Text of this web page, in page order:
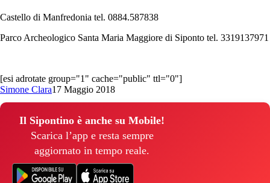
Castello di Manfredonia tel. 0884.587838
Parco Archeologico Santa Maria Maggiore di Siponto tel. 3319137971
[esi adrotate group="1" cache="public" ttl="0"]
Simone Clara17 Maggio 2018
Il Sipontino è anche su Mobile!
Scarica l’app e resta sempre
aggiornato in tempo reale.